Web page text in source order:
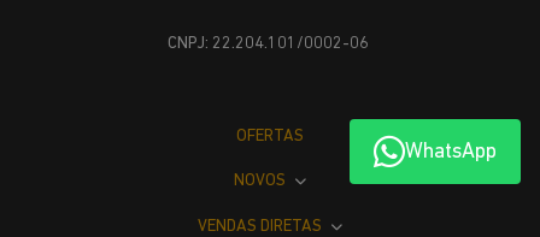
WhatsApp
CNPJ: 22.204.101/0002-06
OFERTAS
NOVOS
VENDAS DIRETAS